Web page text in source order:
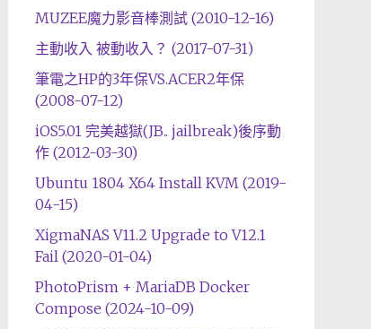
MUZEE魔力影音棒測試 (2010-12-16)
主動收入 被動收入？ (2017-07-31)
筆電之HP的3年保VS.ACER2年保
(2008-07-12)
iOS5.01 完美越獄(JB.. jailbreak)後序動
作 (2012-03-30)
Ubuntu 1804 X64 Install KVM (2019-
04-15)
XigmaNAS V11.2 Upgrade to V12.1
Fail (2020-01-04)
PhotoPrism + MariaDB Docker
Compose (2024-10-09)